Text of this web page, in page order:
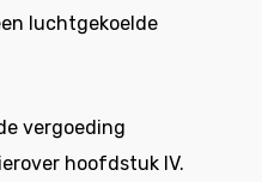
luchtgekoelde
vergoeding
hoofdstuk IV.